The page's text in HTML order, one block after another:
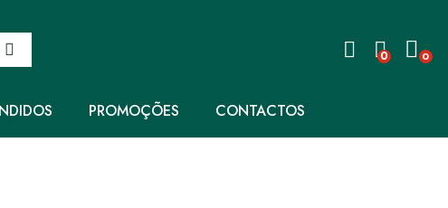
0 0
PROMOÇÕES CONTACTOS